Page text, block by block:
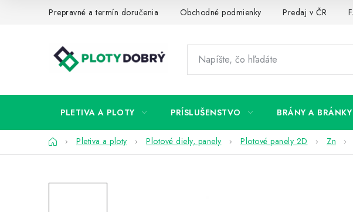
Prepravné a termín doručenia Obchodné podmienky Predaj v ČR
PLETIVA A PLOTY PRÍSLUŠENSTVO BRÁNY A BRÁNKY
DomovPletiva a ploty Plotové diely, panely Plotové panely 2D Zn